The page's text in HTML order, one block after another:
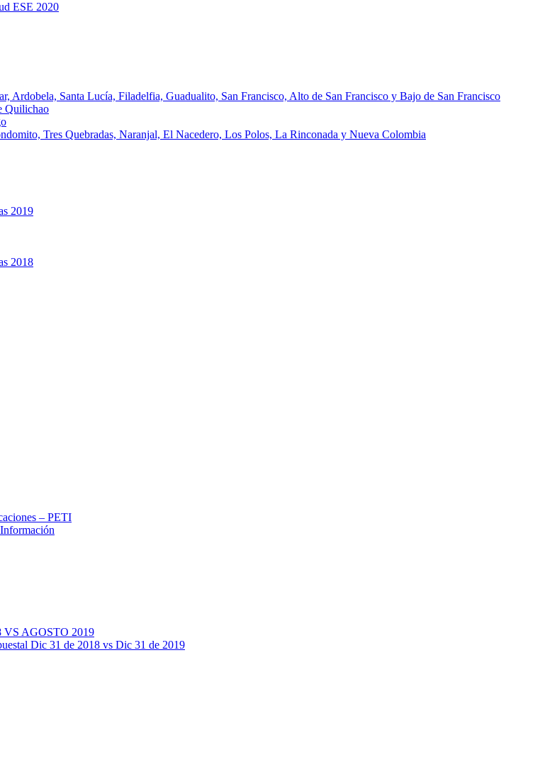
ESE 2020
Ardobela, Santa Lucía, Filadelfia, Guadualito, San Francisco, Alto de San Francisco y Bajo de San Francisco
Quilichao
Tres Quebradas, Naranjal, El Nacedero, Los Polos, La Rinconada y Nueva Colombia
2019
2018
– PETI
AGOSTO 2019
Dic 31 de 2018 vs Dic 31 de 2019